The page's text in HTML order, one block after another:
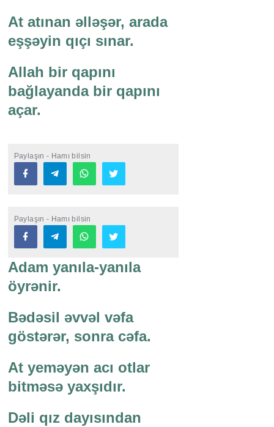
At atınan əlləşər, arada
eşşəyin qıçı sınar.
Allah bir qapını
bağlayanda bir qapını
açar.
Paylaşın - Hamı bilsin
Paylaşın - Hamı bilsin
Adam yanıla-yanıla
öyrənir.
Bədəsil əvvəl vəfa
göstərər, sonra cəfa.
At yeməyən acı otlar
bitməsə yaxşıdır.
Dəli qız dayısından